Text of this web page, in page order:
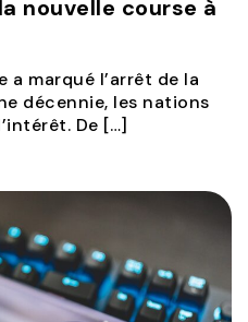
nouvelle course à
a marqué l’arrêt de la
décennie, les nations
De […]